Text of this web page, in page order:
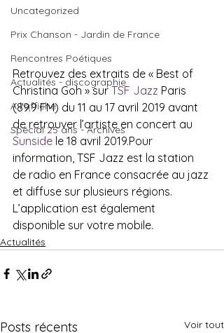
Uncategorized
Prix Chanson - Jardin de France
Rencontres Poétiques
Actualités - discographie
A l'affiche
Spécial 25 ans - Archives
Retrouvez des extraits de « Best of
Christina Goh » sur TSF Jazz Paris
(89.9 FM) du 11 au 17 avril 2019 avant
de retrouver l’artiste en concert au
Sunside le 18 avril 2019.Pour
information, TSF Jazz est la station
de radio en France consacrée au jazz
et diffuse sur plusieurs régions.
L’application est également
disponible sur votre mobile.
Actualités
Posts récents Voir tout